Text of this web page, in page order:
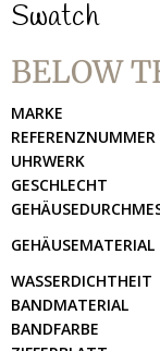
Swatch
BELOW
MARKE
REFERENZNUMMER
UHRWERK
GESCHLECHT
GEHÄUSEMATERIAL
WASSERDICHTHEIT
BANDMATERIAL
BANDFARBE